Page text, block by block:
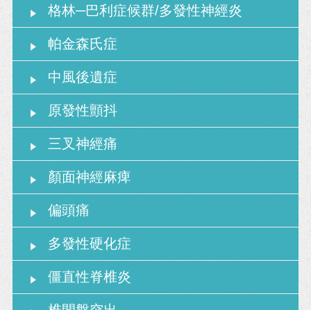
格林─巴利症候群/多發性神經炎
帕金森氏症
中風後遺症
原發性顫抖
三叉神經痛
顏面神經麻痺
偏頭痛
多發性硬化症
僵直性脊椎炎